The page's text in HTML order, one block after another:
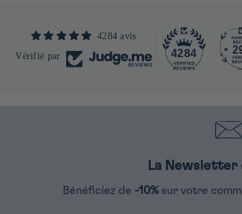
4284 avis
Vérifié par
4284
La Newsletter
Bénéficiez de -10% sur votre